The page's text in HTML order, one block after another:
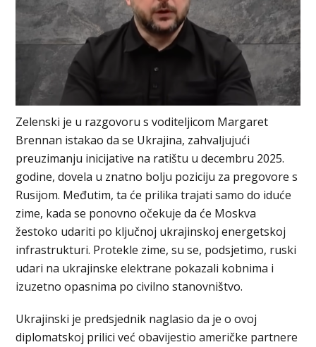
Zelenski je u razgovoru s voditeljicom Margaret
Brennan istakao da se Ukrajina, zahvaljujući
preuzimanju inicijative na ratištu u decembru 2025.
godine, dovela u znatno bolju poziciju za pregovore s
Rusijom. Međutim, ta će prilika trajati samo do iduće
zime, kada se ponovno očekuje da će Moskva
žestoko udariti po ključnoj ukrajinskoj energetskoj
infrastrukturi. Protekle zime, su se, podsjetimo, ruski
udari na ukrajinske elektrane pokazali kobnima i
izuzetno opasnima po civilno stanovništvo.
Ukrajinski je predsjednik naglasio da je o ovoj
diplomatskoj prilici već obavijestio američke partnere